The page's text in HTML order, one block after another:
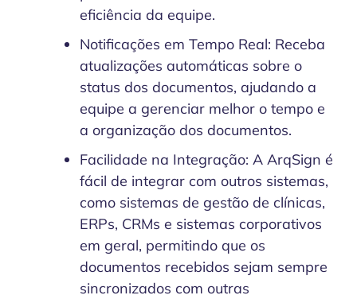
eficiência da equipe.
Notificações em Tempo Real: Receba
atualizações automáticas sobre o
status dos documentos, ajudando a
equipe a gerenciar melhor o tempo e
a organização dos documentos.
Facilidade na Integração: A ArqSign é
fácil de integrar com outros sistemas,
como sistemas de gestão de clínicas,
ERPs, CRMs e sistemas corporativos
em geral, permitindo que os
documentos recebidos sejam sempre
sincronizados com outras